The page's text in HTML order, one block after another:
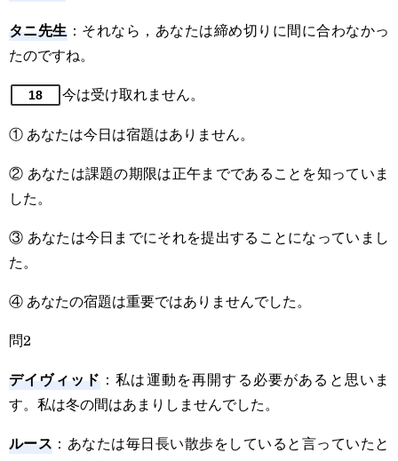
タニ先生：それなら，あなたは締め切りに間に合わなかっ
たのですね。
18
今は受け取れません。
① あなたは今日は宿題はありません。
② あなたは課題の期限は正午までであることを知っていま
した。
③ あなたは今日までにそれを提出することになっていまし
た。
④ あなたの宿題は重要ではありませんでした。
問2
デイヴィッド ：私は運動を再開する必要があると思いま
す。私は冬の間はあまりしませんでした。
ルース ：あなたは毎日長い散歩をしていると言っていたと